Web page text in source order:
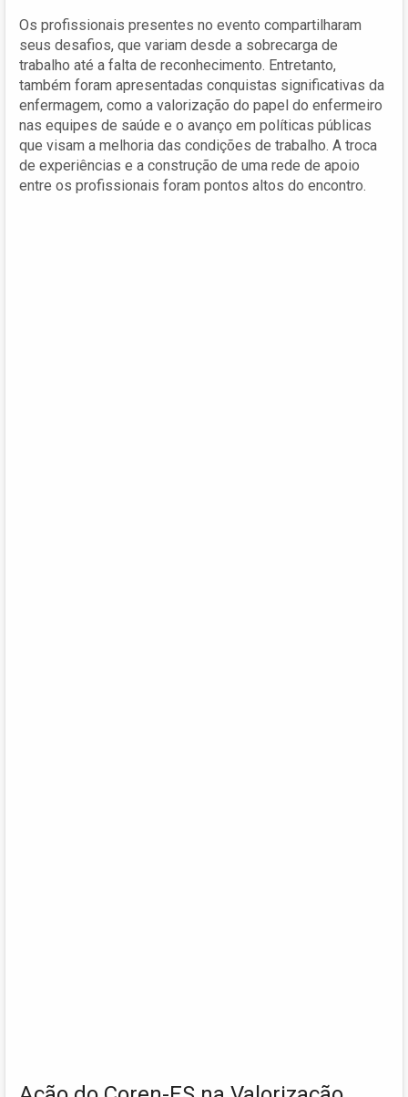
Os profissionais presentes no evento compartilharam
seus desafios, que variam desde a sobrecarga de
trabalho até a falta de reconhecimento. Entretanto,
também foram apresentadas conquistas significativas da
enfermagem, como a valorização do papel do enfermeiro
nas equipes de saúde e o avanço em políticas públicas
que visam a melhoria das condições de trabalho. A troca
de experiências e a construção de uma rede de apoio
entre os profissionais foram pontos altos do encontro.